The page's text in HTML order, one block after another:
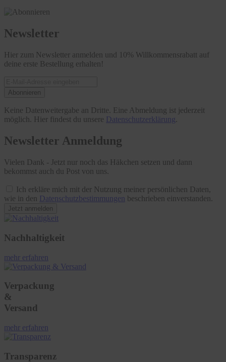
Newsletter
Hier zum Newsletter anmelden und 10% Willkommensrabatt auf
deine erste Bestellung erhalten!
Abonnieren
Keine Datenweitergabe an Dritte. Eine Abmeldung ist jederzeit
möglich. Hier findest du unsere Datenschutzerklärung
Newsletter Anmeldung
Vielen Dank - Jetzt nur noch das Häkchen setzen und dann
bekommst auch du Post von uns.
Ich erkläre mich mit der Nutzung meiner persönlichen Daten,
wie in den Datenschutzbestimmungen beschrieben einverstanden.
Jetzt anmelden
Nachhaltigkeit
mehr erfahren
Verpackung
&
Versand
mehr erfahren
Transparenz